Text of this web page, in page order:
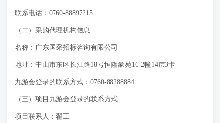
联系电话：0760-88897215
（二）采购代理机构信息
名称：广东国采招标咨询有限公司
地址：中山市东区长江路18号恒隆豪苑16-2幢14层3卡
九游会登录的联系方式：0760-88288884
（三）项目九游会登录的联系方式
项目联系人：翟工